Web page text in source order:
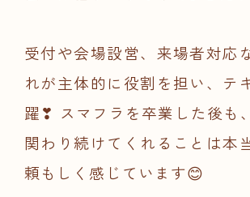
受付や会場設営、来場者対応
れが主体的に役割を担い、テ
躍❣ スマフラを卒業した後も
関わり続けてくれることは本
頼もしく感じています😊